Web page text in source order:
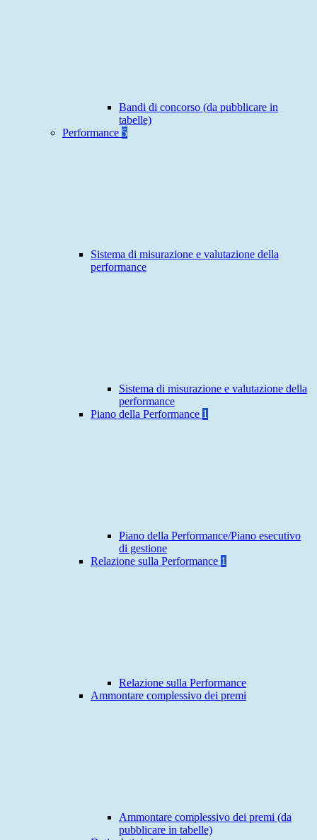
Bandi di concorso (da pubblicare in
tabelle)
Performance 5
Sistema di misurazione e valutazione della
performance
Sistema di misurazione e valutazione della
performance
Piano della Performance 1
Piano della Performance/Piano esecutivo
di gestione
Relazione sulla Performance 1
Relazione sulla Performance
Ammontare complessivo dei premi
Ammontare complessivo dei premi (da
pubblicare in tabelle)